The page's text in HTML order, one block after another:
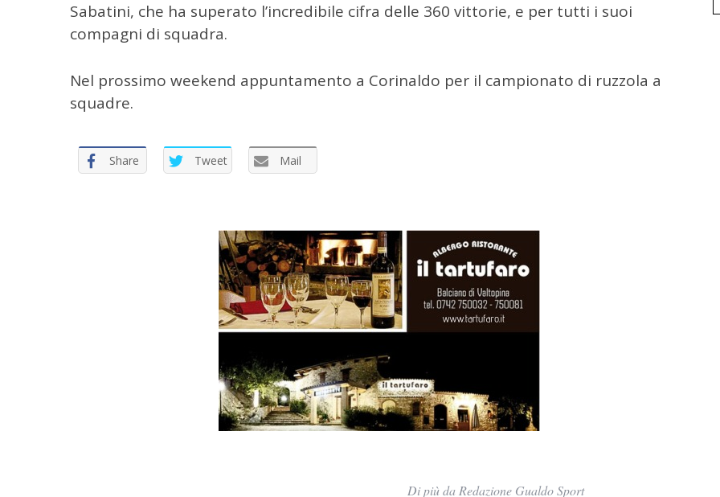
Sabatini, che ha superato l’incredibile cifra delle 360 vittorie, e per tutti i suoi
compagni di squadra.
Nel prossimo weekend appuntamento a Corinaldo per il campionato di ruzzola a
squadre.
Share Tweet Mail
Di più da Redazione Gualdo Sport